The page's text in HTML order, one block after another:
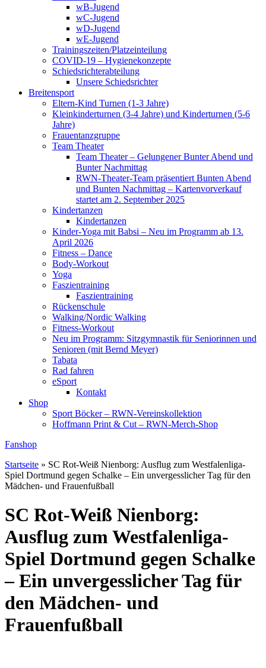
wB-Jugend
wC-Jugend
wD-Jugend
wE-Jugend
Trainingszeiten/Platzeinteilung
COVID-19 – Hygienekonzepte
Schiedsrichterabteilung
Unsere Schiedsrichter
Breitensport
Eltern-Kind Turnen (1-3 Jahre)
Kleinkinderturnen (3-4 Jahre) und Kinderturnen (5-6
Jahre)
Frauentanzgruppe
Team Theater
Team Theater – Gelungener Bunter Abend und
Bunter Nachmittag
RWN-Theater-Team präsentiert Bunten Abend
und Bunten Nachmittag – Kartenvorverkauf
startet am 2. September 2025
Kindertanzen
Kindertanzen
Kinder-Yoga mit Babsi – Neu im Programm ab 13.
April 2026
Fitness – Dance
Body-Workout
Yoga
Faszientraining
Faszientraining
Rückenschule
Walking/Nordic Walking
Fitness-Workout
Neu im Programm: Sitzgymnastik für Seniorinnen und
Senioren (mit Bernd Meyer)
Tabata
Rad fahren
eSport
Kontakt
Shop
Sport Böcker – RWN-Vereinskollektion
Hoffmann Print & Cut – RWN-Merch-Shop
Fanshop
Startseite » SC Rot-Weiß Nienborg: Ausflug zum Westfalenliga-
Spiel Dortmund gegen Schalke – Ein unvergesslicher Tag für den
Mädchen- und Frauenfußball
SC Rot-Weiß Nienborg:
Ausflug zum Westfalenliga-
Spiel Dortmund gegen Schalke
– Ein unvergesslicher Tag für
den Mädchen- und
Frauenfußball